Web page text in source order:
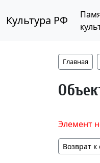
Культура РФ
Главная
Элемент
Возврат к